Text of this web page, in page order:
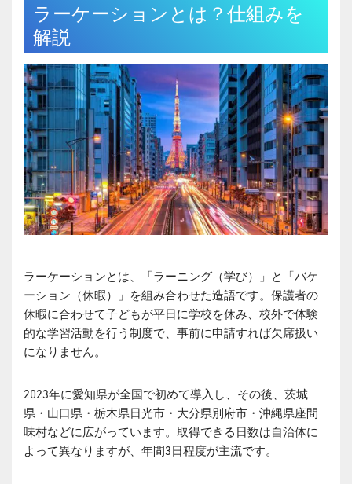
ラーケーションとは？仕組みを
解説
ラーケーションとは、「ラーニング（学び）」と「バケ
ーション（休暇）」を組み合わせた造語です。保護者の
休暇に合わせて子どもが平日に学校を休み、校外で体験
的な学習活動を行う制度で、事前に申請すれば欠席扱い
になりません。
2023年に愛知県が全国で初めて導入し、その後、茨城
県・山口県・栃木県日光市・大分県別府市・沖縄県座間
味村などに広がっています。取得できる日数は自治体に
よって異なりますが、年間3日程度が主流です。